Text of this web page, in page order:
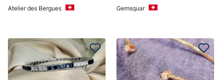
Atelier des Bergues Gemsquar